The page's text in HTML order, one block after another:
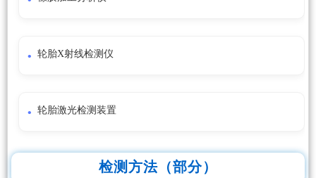
轮胎X射线检测仪
轮胎激光检测装置
检测方法（部分）